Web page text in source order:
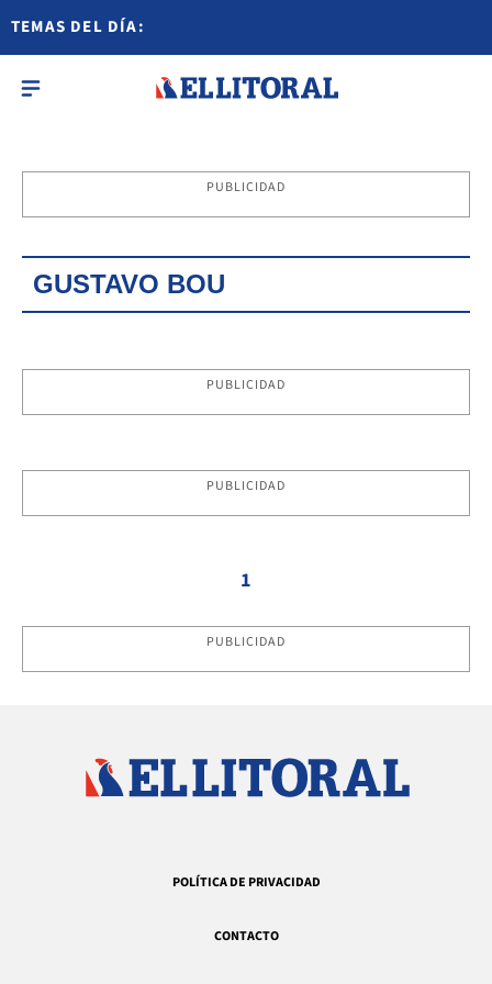
TEMAS DEL DÍA:
PUBLICIDAD
GUSTAVO BOU
PUBLICIDAD
PUBLICIDAD
1
PUBLICIDAD
POLÍTICA DE PRIVACIDAD
CONTACTO